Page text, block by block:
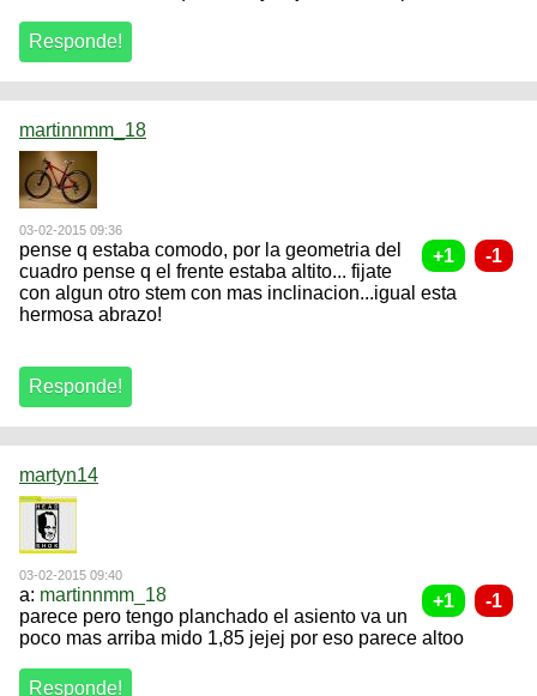
martinnmm_18
03-02-2015 09:36
pense q estaba comodo, por la geometria del
cuadro pense q el frente estaba altito... fijate
con algun otro stem con mas inclinacion...igual esta
hermosa abrazo!
martyn14
03-02-2015 09:40
a: martinnmm_18
parece pero tengo planchado el asiento va un
poco mas arriba mido 1,85 jejej por eso parece altoo